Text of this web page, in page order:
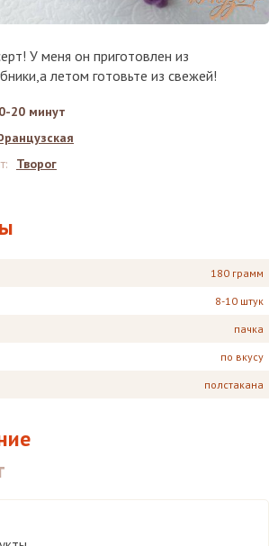
У меня он приготовлен из
летом готовьте из свежей!
180 грамм
8-10 штук
пачка
по вкусу
полстакана
20 минут
:
Творог